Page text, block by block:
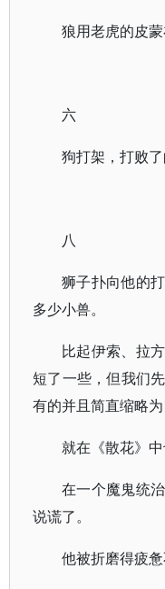
狼用老虎的皮
六
狗打架，打败了
八
狮子扑向他的
多少小兽。
比起伊索、拉
短了一些，但我们
有的并且简直缩略
就在《散花》
在一个魔鬼统
说谎了。
他被折磨得疲惫